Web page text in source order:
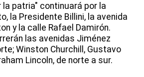
la patria" continuará por la
la Presidente Billini, la avenida
y la calle Rafael Damirón.
las avenidas Jiménez
Winston Churchill, Gustavo
Lincoln, de norte a sur.